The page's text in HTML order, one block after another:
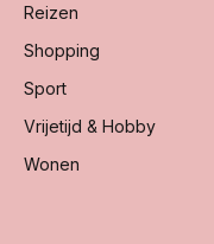
Reizen
Shopping
Sport
Vrijetijd & Hobby
Wonen